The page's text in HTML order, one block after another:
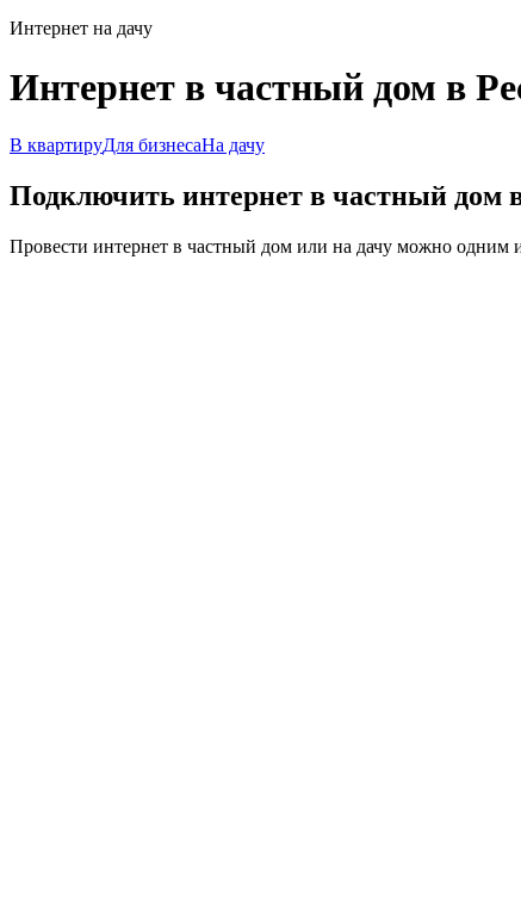
Интернет на дачу
Интернет в частный дом в
В квартируДля бизнесаНа дачу
Подключить интернет в частный дом
Провести интернет в частный дом или на дачу можно одним